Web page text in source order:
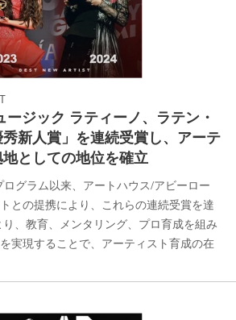
ジック ラティーノ、ラテン・
新人賞」を連続受賞し、アーテ
としての地位を確立
グラム以来、アートハウス/アビーロー
との提携により、これらの連続受賞を達
、教育、メンタリング、プロ育成を組み
実現することで、アーティスト育成の在